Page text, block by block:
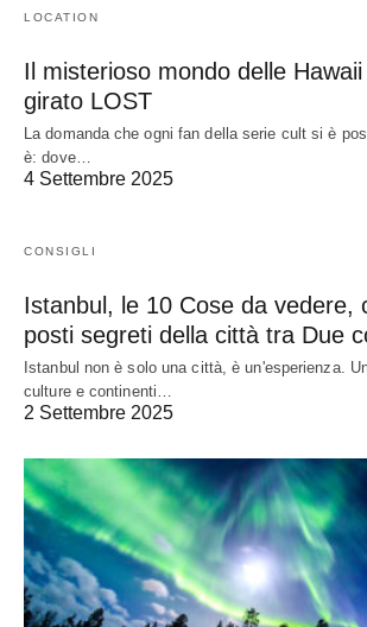
LOCATION
Il misterioso mondo delle
girato LOST
La domanda che ogni fan della serie cult si è
è: dove…
4 Settembre 2025
CONSIGLI
Istanbul, le 10 Cose da vedere,
posti segreti della città tra Due
Istanbul non è solo una città, è un'esperienza.
culture e continenti…
2 Settembre 2025